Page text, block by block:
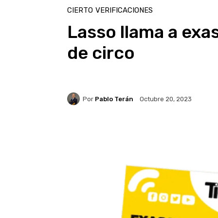
CIERTO VERIFICACIONES
Lasso llama a
de circo
Por Pablo Terán Octubre 20, 2023